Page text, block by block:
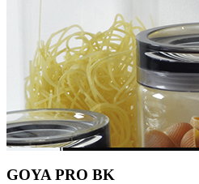
GOYA PRO BK